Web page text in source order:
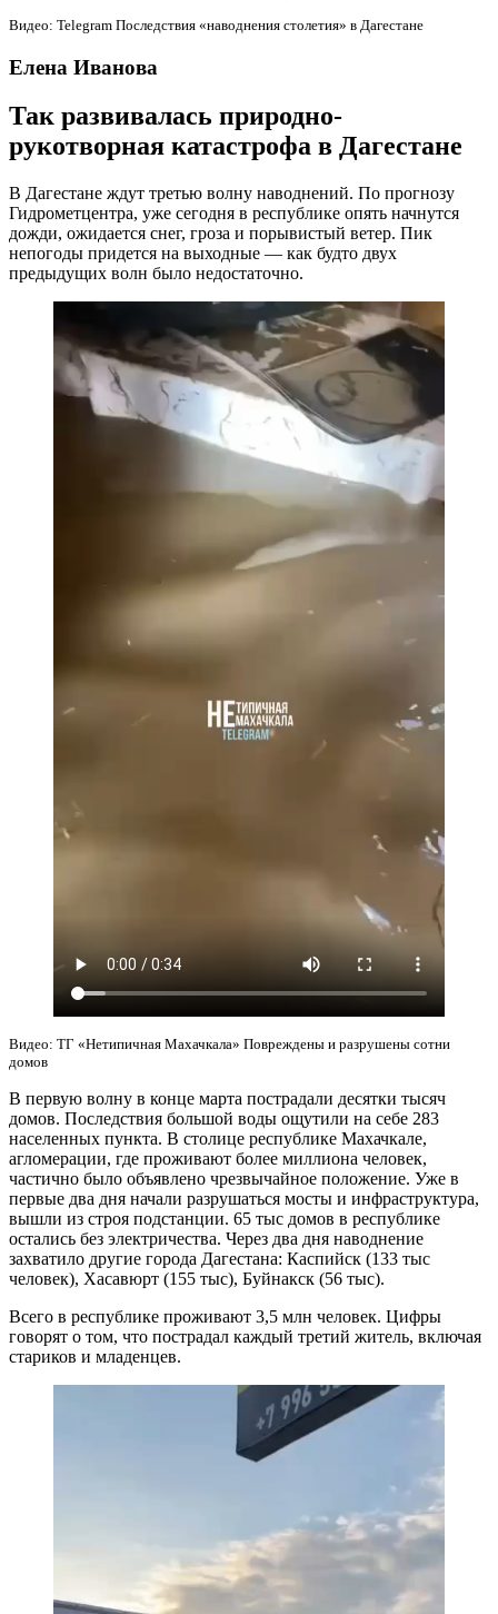
Видео: Telegram Последствия «наводнения столетия» в Дагестане
Елена Иванова
Так развивалась природно-
рукотворная катастрофа в Дагестане
В Дагестане ждут третью волну наводнений. По прогнозу
Гидрометцентра, уже сегодня в республике опять начнутся
дожди, ожидается снег, гроза и порывистый ветер. Пик
непогоды придется на выходные — как будто двух
предыдущих волн было недостаточно.
Видео: ТГ «Нетипичная Махачкала» Повреждены и разрушены сотни
домов
В первую волну в конце марта пострадали десятки тысяч
домов. Последствия большой воды ощутили на себе 283
населенных пункта. В столице республике Махачкале,
агломерации, где проживают более миллиона человек,
частично было объявлено чрезвычайное положение. Уже в
первые два дня начали разрушаться мосты и инфраструктура,
вышли из строя подстанции. 65 тыс домов в республике
остались без электричества. Через два дня наводнение
захватило другие города Дагестана: Каспийск (133 тыс
человек), Хасавюрт (155 тыс), Буйнакск (56 тыс).
Всего в республике проживают 3,5 млн человек. Цифры
говорят о том, что пострадал каждый третий житель, включая
стариков и младенцев.